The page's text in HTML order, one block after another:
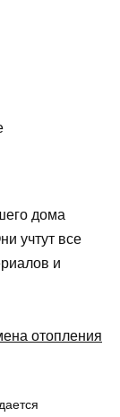
дома
учтут все
и
отопления